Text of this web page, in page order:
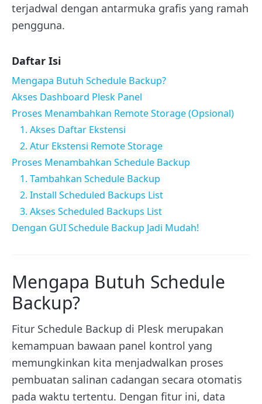
terjadwal dengan antarmuka grafis yang ramah
pengguna.
Daftar Isi
Mengapa Butuh Schedule Backup?
Akses Dashboard Plesk Panel
Proses Menambahkan Remote Storage (Opsional)
1. Akses Daftar Ekstensi
2. Atur Ekstensi Remote Storage
Proses Menambahkan Schedule Backup
1. Tambahkan Schedule Backup
2. Install Scheduled Backups List
3. Akses Scheduled Backups List
Dengan GUI Schedule Backup Jadi Mudah!
Mengapa Butuh Schedule
Backup?
Fitur Schedule Backup di Plesk merupakan
kemampuan bawaan panel kontrol yang
memungkinkan kita menjadwalkan proses
pembuatan salinan cadangan secara otomatis
pada waktu tertentu. Dengan fitur ini, data